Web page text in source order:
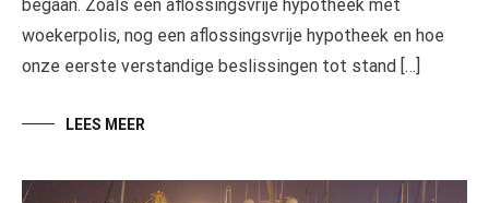
begaan. Zoals een aflossingsvrije hypotheek met
woekerpolis, nog een aflossingsvrije hypotheek en hoe
onze eerste verstandige beslissingen tot stand […]
LEES MEER